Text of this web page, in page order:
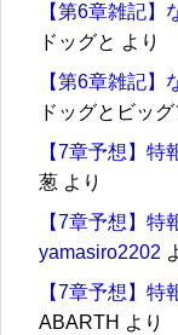
【第6章雑記】
ドッグと より
【第6章雑記】
ドッグとビッ
【7章予想】
葱 より
【7章予想】
yamasiro2202
【7章予想】
ABARTH より